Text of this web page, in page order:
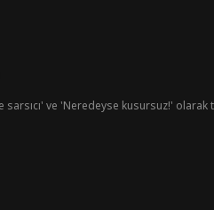
sarsıcı' ve 'Neredeyse kusursuz!'